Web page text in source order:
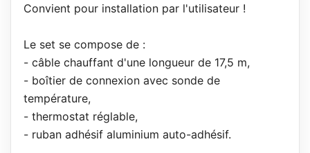
Convient pour installation par l'utilisateur !
Le set se compose de :
- câble chauffant d'une longueur de 17,5 m,
- boîtier de connexion avec sonde de
température,
- thermostat réglable,
- ruban adhésif aluminium auto-adhésif.